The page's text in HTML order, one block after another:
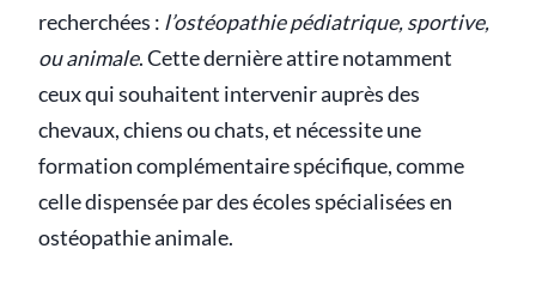
recherchées : l’ostéopathie pédiatrique, sportive,
ou animale. Cette dernière attire notamment
ceux qui souhaitent intervenir auprès des
chevaux, chiens ou chats, et nécessite une
formation complémentaire spécifique, comme
celle dispensée par des écoles spécialisées en
ostéopathie animale.